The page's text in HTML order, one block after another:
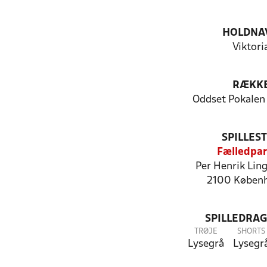
Oddset
Per Henrik
2100
TRØJE
Lysegrå
SHORTS